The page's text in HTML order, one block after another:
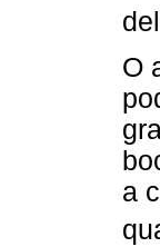
O
a